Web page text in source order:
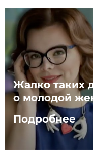
Жалко таких
о молодой
Подробнее